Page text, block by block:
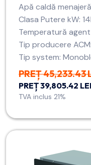
Apă caldă
Clasa Putere kW:
Temperatură
Tip producere
Tip system:
PREȚ 45,233.43
PREȚ 39,805.42 LEI
TVA inclus 21%